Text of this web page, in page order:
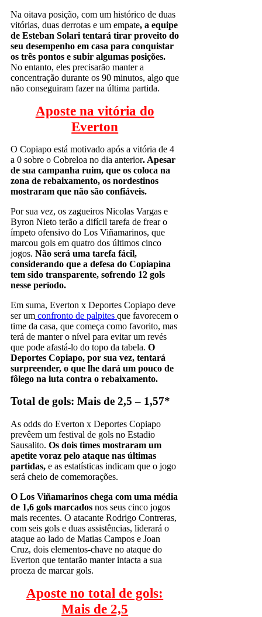
Na oitava posição, com um histórico de duas
vitórias, duas derrotas e um empate, a equipe
de Esteban Solari tentará tirar proveito do
seu desempenho em casa para conquistar
os três pontos e subir algumas posições.
No entanto, eles precisarão manter a
concentração durante os 90 minutos, algo que
não conseguiram fazer na última partida.
Aposte na vitória do
Everton
O Copiapo está motivado após a vitória de 4
a 0 sobre o Cobreloa no dia anterior. Apesar
de sua campanha ruim, que os coloca na
zona de rebaixamento, os nordestinos
mostraram que não são confiáveis.
Por sua vez, os zagueiros Nicolas Vargas e
Byron Nieto terão a difícil tarefa de frear o
ímpeto ofensivo do Los Viñamarinos, que
marcou gols em quatro dos últimos cinco
jogos. Não será uma tarefa fácil,
considerando que a defesa do Copiapina
tem sido transparente, sofrendo 12 gols
nesse período.
Em suma, Everton x Deportes Copiapo deve
ser um confronto de palpites que favorecem o
time da casa, que começa como favorito, mas
terá de manter o nível para evitar um revés
que pode afastá-lo do topo da tabela. O
Deportes Copiapo, por sua vez, tentará
surpreender, o que lhe dará um pouco de
fôlego na luta contra o rebaixamento.
Total de gols: Mais de 2,5 – 1,57*
As odds do Everton x Deportes Copiapo
prevêem um festival de gols no Estadio
Sausalito. Os dois times mostraram um
apetite voraz pelo ataque nas últimas
partidas, e as estatísticas indicam que o jogo
será cheio de comemorações.
O Los Viñamarinos chega com uma média
de 1,6 gols marcados nos seus cinco jogos
mais recentes. O atacante Rodrigo Contreras,
com seis gols e duas assistências, liderará o
ataque ao lado de Matias Campos e Joan
Cruz, dois elementos-chave no ataque do
Everton que tentarão manter intacta a sua
proeza de marcar gols.
Aposte no total de gols:
Mais de 2,5